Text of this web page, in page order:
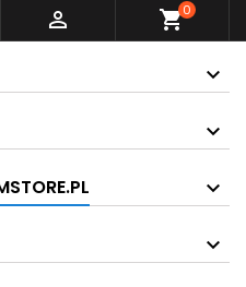
 shopping_cart0